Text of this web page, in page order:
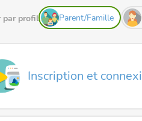
par profil Parent/Famille
Inscription et